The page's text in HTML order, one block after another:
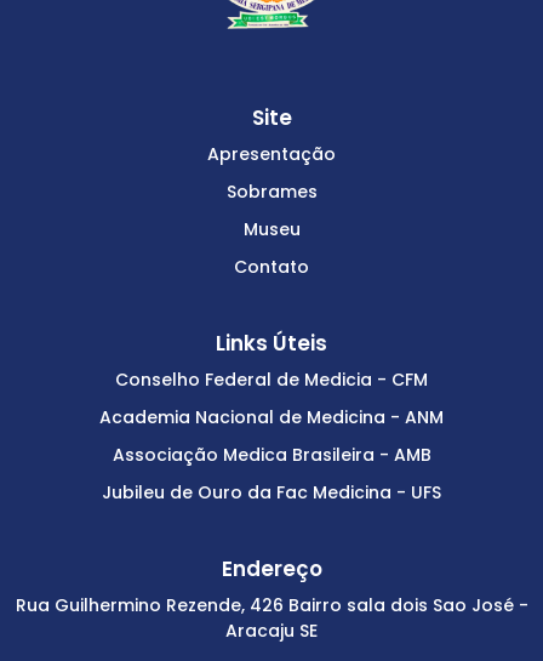
Site
Apresentação
Sobrames
Museu
Contato
Links Úteis
Conselho Federal de Medicia - CFM
Academia Nacional de Medicina - ANM
Associação Medica Brasileira - AMB
Jubileu de Ouro da Fac Medicina - UFS
Endereço
Rua Guilhermino Rezende, 426 Bairro sala dois Sao José -
Aracaju SE